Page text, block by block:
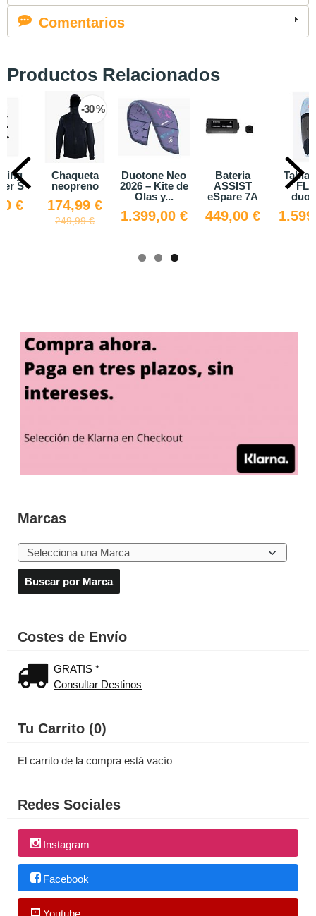
Marcas
Costes de Envío
GRATIS *
Consultar Destinos
Tu Carrito (0)
El carrito de la compra está vacío
Redes Sociales
Instagram
Facebook
Youtube
Comentarios
Productos Relacionados
S
€
-30 %
Chaqueta
neopreno
174,99 €
249,99 €
Duotone Neo
2026 – Kite de
Olas y...
1.399,00 €
Bateria
ASSIST
eSpare 7A
449,00 €
Tabla